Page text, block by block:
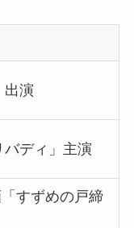
出演
ディ」主演
すずめの戸締